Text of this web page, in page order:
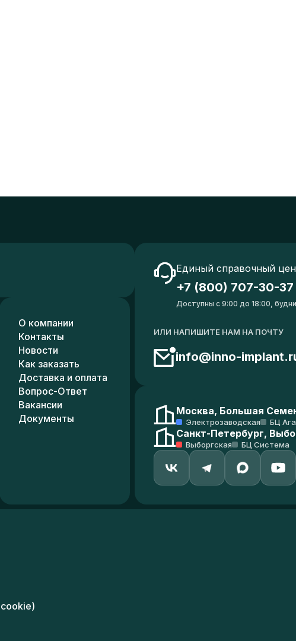
О компании
Контакты
Новости
Как заказать
Доставка и оплата
Вопрос-Ответ
Вакансии
Документы
Единый справочный
+7 (800) 707-30-37
Доступны с 9:00 до 18:00,
ИЛИ НАПИШИТЕ НАМ НА ПОЧТУ
info@inno-
Москва, Большая
Электрозаводская БЦ
Санкт-Петербург,
Выборгская БЦ Система